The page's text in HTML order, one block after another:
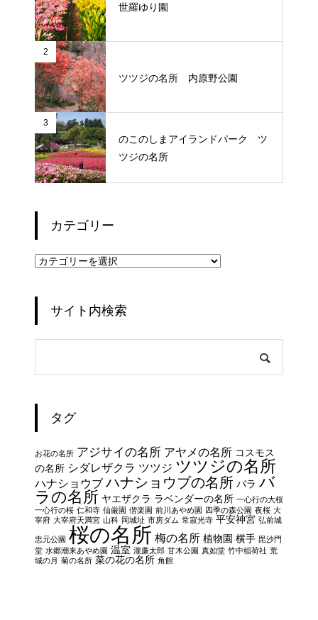
世羅ゆり園
2
ツツジの名所 内原野公園
3
のこのしまアイランドパーク ツ
ツジの名所
カテゴリー
カ
テ
ー
サイト内検索
タグ
お花の名所 アジサイの名所 アヤメの名所 コスモス
の名所 シダレザクラ ツツジ ツツジの名所
ハナショウブ ハナショウブの名所 バラ バ
ラの名所 ヤエザクラ ラベンダーの名所 一心行の大桜
一心行の桜 仁和寺 仙厳園 偕楽園 前川あやめ園 四季の森公園 夜桜 大
宰府 大宰府天満宮 山科 岡城址 市房ダム 常寂光寺 平安神宮 弘前城
忠元公園 桜の名所 梅の名所 植物園 横手 毘沙門
堂 水郷潮来あやめ園 温室 瀧廉太郎 甘木公園 真如堂 竹中稲荷社 荒
城の月 菊の名所 菜の花の名所 角館